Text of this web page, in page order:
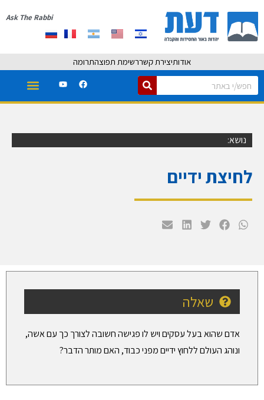
Ask The Rabbi
אודותיצירת קשררשימת תפוצהתרומה
נושא:
לחיצת ידיים
שאלה
אדם שהוא בעל עסקים ויש לו פגישה חשובה לצורך כך עם אשה,
ונוהג העולם ללחוץ ידיים מפני כבוד, האם מותר הדבר?